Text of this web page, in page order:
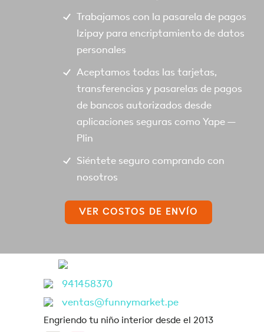
Trabajamos con la pasarela de pagos
Izipay para encriptamiento de datos
personales
Aceptamos todas las tarjetas,
transferencias y pasarelas de pagos
de bancos autorizados desde
aplicaciones seguras como Yape –
Plin
Siéntete seguro comprando con
nosotros
VER COSTOS DE ENVÍO
941458370
ventas@funnymarket.pe
Engriendo tu niño interior desde el 2013